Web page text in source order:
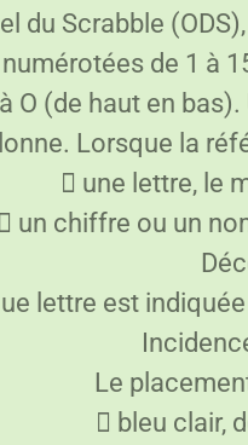
du Scrabble
de 1 à
O (de haut en
Lorsque la
 une lettre, le
 un chiffre ou un
lettre est
Le
 bleu clair,